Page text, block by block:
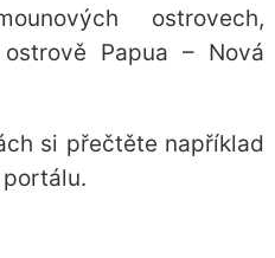
ostrovech,
Papua – Nová
si přečtěte například
.